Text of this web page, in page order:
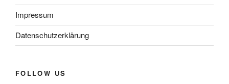
Impressum
Datenschutzerklärung
FOLLOW US